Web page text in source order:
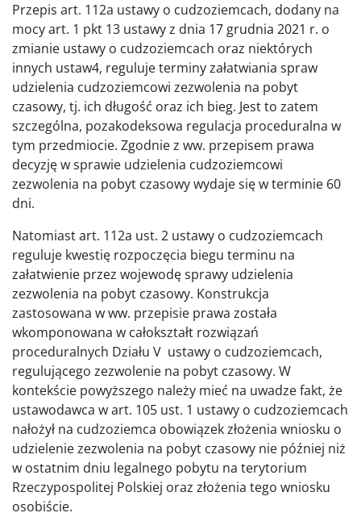
Przepis art. 112a ustawy o cudzoziemcach, dodany na
mocy art. 1 pkt 13 ustawy z dnia 17 grudnia 2021 r. o
zmianie ustawy o cudzoziemcach oraz niektórych
innych ustaw4, reguluje terminy załatwiania spraw
udzielenia cudzoziemcowi zezwolenia na pobyt
czasowy, tj. ich długość oraz ich bieg. Jest to zatem
szczególna, pozakodeksowa regulacja proceduralna w
tym przedmiocie. Zgodnie z ww. przepisem prawa
decyzję w sprawie udzielenia cudzoziemcowi
zezwolenia na pobyt czasowy wydaje się w terminie 60
dni.
Natomiast art. 112a ust. 2 ustawy o cudzoziemcach
reguluje kwestię rozpoczęcia biegu terminu na
załatwienie przez wojewodę sprawy udzielenia
zezwolenia na pobyt czasowy. Konstrukcja
zastosowana w ww. przepisie prawa została
wkomponowana w całokształt rozwiązań
proceduralnych Działu V ustawy o cudzoziemcach,
regulującego zezwolenie na pobyt czasowy. W
kontekście powyższego należy mieć na uwadze fakt, że
ustawodawca w art. 105 ust. 1 ustawy o cudzoziemcach
nałożył na cudzoziemca obowiązek złożenia wniosku o
udzielenie zezwolenia na pobyt czasowy nie później niż
w ostatnim dniu legalnego pobytu na terytorium
Rzeczypospolitej Polskiej oraz złożenia tego wniosku
osobiście.